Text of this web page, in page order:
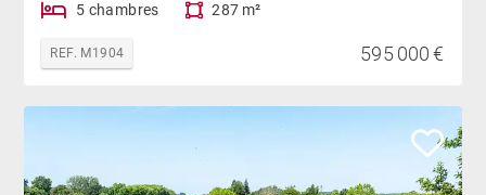
5 chambres 287 m²
REF. M1904 595 000 €